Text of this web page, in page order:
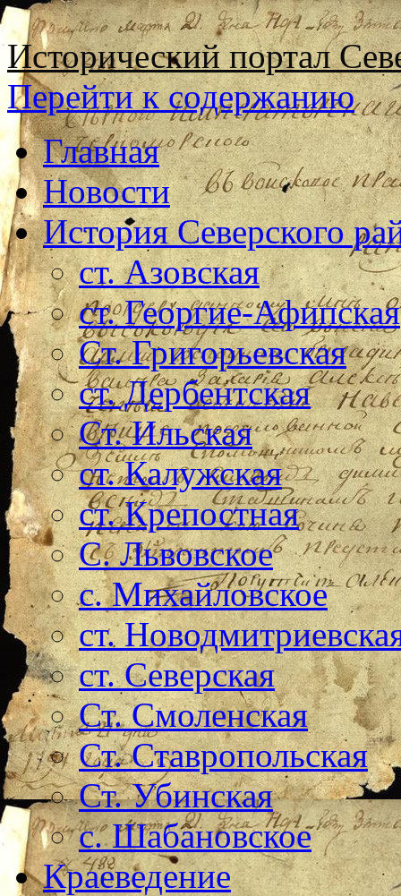
Исторический портал
Перейти к содержанию
Главная
Новости
История Северского
ст. Азовская
ст. Георгие-Афипская
Ст. Григорьевская
ст. Дербентская
Ст. Ильская
ст. Калужская
ст. Крепостная
С. Львовское
с. Михайловское
ст.
ст. Северская
Ст. Смоленская
Ст. Ставропольская
Ст. Убинская
с. Шабановское
Краеведение